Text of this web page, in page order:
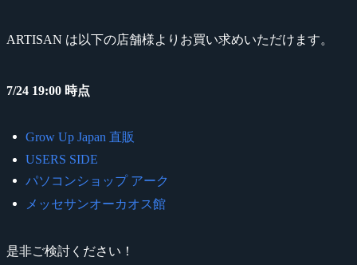
ARTISAN は以下の店舗様よりお買い求めいただけます。
7/24 19:00 時点
Grow Up Japan 直販
USERS SIDE
パソコンショップ アーク
メッセサンオーカオス館
是非ご検討ください！